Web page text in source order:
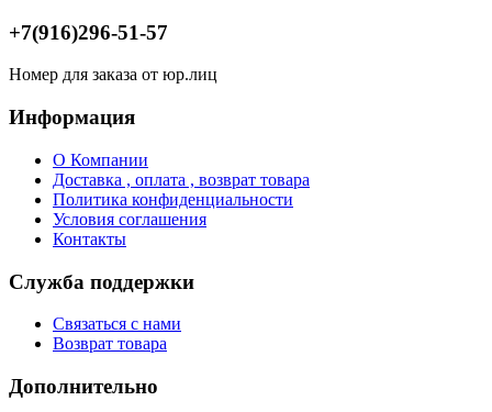
+7(916)296-51-57
Номер для заказа от юр.лиц
Информация
О Компании
Доставка , оплата , возврат товара
Политика конфиденциальности
Условия соглашения
Контакты
Служба поддержки
Связаться с нами
Возврат товара
Дополнительно